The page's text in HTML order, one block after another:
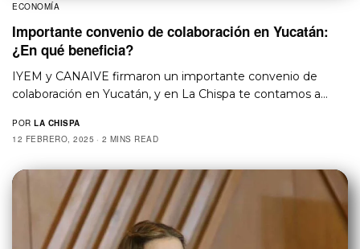
ECONOMÍA
Importante convenio de colaboración en Yucatán:
¿En qué beneficia?
IYEM y CANAIVE firmaron un importante convenio de
colaboración en Yucatán, y en La Chispa te contamos a…
POR LA CHISPA
12 FEBRERO, 2025
2 MINS READ